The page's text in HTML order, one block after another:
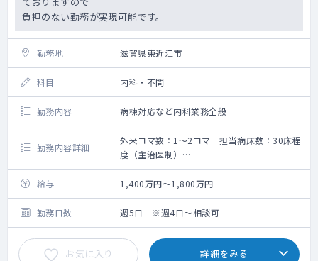
負担のない勤務が実現可能です。
勤務地 滋賀県東近江市
科目 内科・不問
勤務内容 病棟対応など内科業務全般
勤務内容詳細
外来コマ数：1～2コマ 担当病床数：30床程
度（主治医制）
外来：一般内科・総合診療外来
外来数：20名程度
外来コマ数：1～2コマ
担当病床数：30床程度（主治医制）
給与 1,400万円～1,800万円
勤務日数 週5日 ※週4日～相談可
お気に入り 詳細をみる